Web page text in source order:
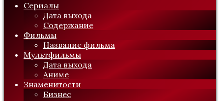
Сериалы
Дата выхода
Содержание
Фильмы
Название фильма
Мультфильмы
Дата выхода
Аниме
Знаменитости
Бизнес